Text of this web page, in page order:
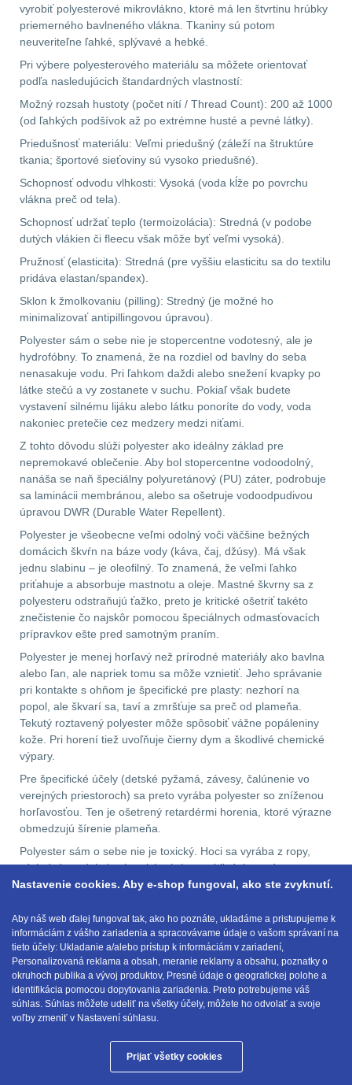
vyrobiť polyesterové mikrovlákno, ktoré má len štvrtinu hrúbky
priemerného bavlneného vlákna. Tkaniny sú potom
neuveriteľne ľahké, splývavé a hebké.
Pri výbere polyesterového materiálu sa môžete orientovať
podľa nasledujúcich štandardných vlastností:
Možný rozsah hustoty (počet nití / Thread Count): 200 až 1000
(od ľahkých podšívok až po extrémne husté a pevné látky).
Priedušnosť materiálu: Veľmi priedušný (záleží na štruktúre
tkania; športové sieťoviny sú vysoko priedušné).
Schopnosť odvodu vlhkosti: Vysoká (voda kĺže po povrchu
vlákna preč od tela).
Schopnosť udržať teplo (termoizolácia): Stredná (v podobe
dutých vlákien či fleecu však môže byť veľmi vysoká).
Pružnosť (elasticita): Stredná (pre vyššiu elasticitu sa do textilu
pridáva elastan/spandex).
Sklon k žmolkovaniu (pilling): Stredný (je možné ho
minimalizovať antipillingovou úpravou).
Polyester sám o sebe nie je stopercentne vodotesný, ale je
hydrofóbny. To znamená, že na rozdiel od bavlny do seba
nenasakuje vodu. Pri ľahkom daždi alebo snežení kvapky po
látke stečú a vy zostanete v suchu. Pokiaľ však budete
vystavení silnému lijáku alebo látku ponoríte do vody, voda
nakoniec pretečie cez medzery medzi niťami.
Z tohto dôvodu slúži polyester ako ideálny základ pre
nepremokavé oblečenie. Aby bol stopercentne vodoodolný,
nanáša se naň špeciálny polyuretánový (PU) záter, podrobuje
sa laminácii membránou, alebo sa ošetruje vodoodpudivou
úpravou DWR (Durable Water Repellent).
Polyester je všeobecne veľmi odolný voči väčšine bežných
domácich škvŕn na báze vody (káva, čaj, džúsy). Má však
jednu slabinu – je oleofilný. To znamená, že veľmi ľahko
priťahuje a absorbuje mastnotu a oleje. Mastné škvrny sa z
polyesteru odstraňujú ťažko, preto je kritické ošetriť takéto
znečistenie čo najskôr pomocou špeciálnych odmasťovacích
prípravkov ešte pred samotným praním.
Polyester je menej horľavý než prírodné materiály ako bavlna
alebo ľan, ale napriek tomu sa môže vznietiť. Jeho správanie
pri kontakte s ohňom je špecifické pre plasty: nezhorí na
popol, ale škvarí sa, taví a zmršťuje sa preč od plameňa.
Tekutý roztavený polyester môže spôsobiť vážne popáleniny
kože. Pri horení tiež uvoľňuje čierny dym a škodlivé chemické
výpary.
Pre špecifické účely (detské pyžamá, závesy, čalúnenie vo
verejných priestoroch) sa preto vyrába polyester so zníženou
horľavosťou. Ten je ošetrený retardérmi horenia, ktoré výrazne
obmedzujú šírenie plameňa.
Polyester sám o sebe nie je toxický. Hoci sa vyrába z ropy,
výsledný produkt je chemicky úplne stabilný, inertný a za
bežných podmienok neuvoľňuje žiadne škodlivé látky. Je
reakcie, čo z neho robí ideálny materiál aj pre zdravotnícke
textílie alebo výplne vankúšov a paplónov.
E-mail:obchod@anod.sk
Nastavenie cookies. Aby e-shop fungoval, ako ste zvyknutí.
Aby náš web ďalej fungoval tak, ako ho poznáte, ukladáme a pristupujeme k
informáciám z vášho zariadenia a spracovávame údaje o vašom správaní na
tieto účely: Ukladanie a/alebo prístup k informáciám v zariadení,
Personalizovaná reklama a obsah, meranie reklamy a obsahu, poznatky o
okruhoch publika a vývoj produktov, Presné údaje o geografickej polohe a
identifikácia pomocou dopytovania zariadenia. Preto potrebujeme váš
súhlas. Súhlas môžete udeliť na všetky účely, môžete ho odvolať a svoje
voľby zmeniť v Nastavení súhlasu.
Prijať všetky cookies